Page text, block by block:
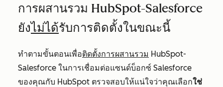
การผสานรวม HubSpot-Salesforce
ยังไม่ได้รับการติดตั้งในขณะนี้
ทำตามขั้นตอนเพื่อติดตั้งการผสานรวม HubSpot-
Salesforce ในการเชื่อมต่อแซนด์บ็อกซ์ Salesforce
ของคุณกับ HubSpot ตรวจสอบให้แน่ใจว่าคุณเลือกใช่